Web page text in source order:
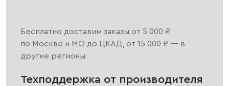
Бесплатно доставим заказы от 5 000 ₽
по Москве и МО до ЦКАД, от 15 000 ₽ — в
другие регионы
Техподдержка от производителя